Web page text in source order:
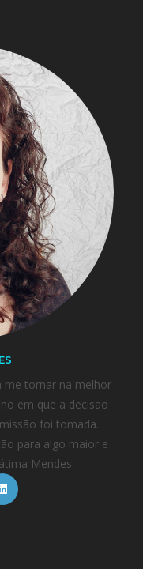
me tornar na melhor
em que a decisão
foi tomada.
para algo maior e
Mendes